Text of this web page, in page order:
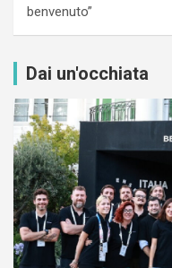
benvenuto”
Dai un'occhiata